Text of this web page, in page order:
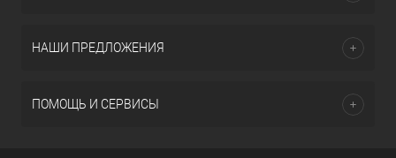
НАШИ ПРЕДЛОЖЕНИЯ
ПОМОЩЬ И СЕРВИСЫ